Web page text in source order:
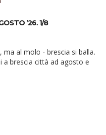
’26. 1/8
a brescia città ad agosto e